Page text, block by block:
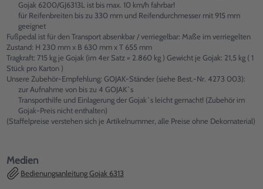
Gojak 6200/GJ6313L ist bis max. 10 km/h fahrbar!
für Reifenbreiten bis zu 330 mm und Reifendurchmesser mit 915 mm
geeignet
Fußpedal ist für den Transport absenkbar / verriegelbar: Maße im verriegelten
Zustand: H 230 mm x B 630 mm x T 655 mm
Tragkraft: 715 kg je Gojak (im 4er Satz = 2.860 kg ) Gewicht je Gojak: 21,5 kg ( 1
Stück pro Karton )
Unsere Zubehör-Empfehlung: GOJAK-Ständer (siehe Best.-Nr. 4273 003):
zur Aufnahme von bis zu 4 GOJAK`s
Transporthilfe und Einlagerung der Gojak`s leicht gemacht! (Zubehör im
Gojak-Preis nicht enthalten)
(Staffelpreise verstehen sich je Artikelnummer, alle Preise ohne Dekomaterial)
Medien
Bedienungsanleitung Gojak 6313